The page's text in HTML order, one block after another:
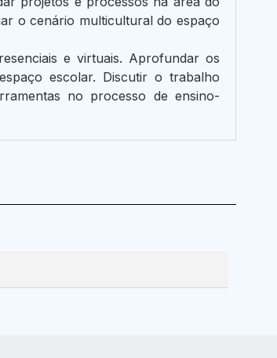
o cenário multicultural do espaço
e virtuais. Aprofundar os
escolar. Discutir o trabalho
no processo de ensino-